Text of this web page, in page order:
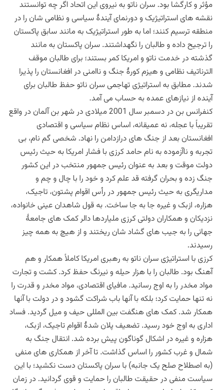
مؤثر و کارگشا بود. سران ناتو به نیروی این اتحاد اگر چه توانستند
نقشه های استراتیژیک و دورنمای آیندۀ سیاسی و نظامی شان را در
منطقه ترسیم کنند؛ اما به طور استراتیژیک به مانند سابق پاکستان
را ترجیح داده و طالبان را نگهداشتند. سران پاکستان به مانند
گذشته در خدمت ناتو و امریکا کمر بستند؛ برای طالبان موقف
الترناتیف نظامی و هیزم کورۀ جنگ و ناامنی در افغانستان را پذیرا
شدند. مطابق به استراتیژی تهاجمی سران ناتو حفظ طالبان برای
آینده از نیازهای عمده به حساب می آمد.
کنفرانس بن در دسمبر سال 2001 میلادی در شهر بن آلمان در واقع
تقریباً با عجله، نه عمیقانه، اساس نظام سیاسی و اقتصادی
افغانستان بعد از جنگ های درازدامن را نهاد. شخصی گم نام، بی
تجربه و ناآزموده به نام حامد کرزی با فشار امریکا به حیث رئیس
دولت موقت و بعد به عنوان رئیس جمهور منتخب در این کشور
جنگ زده و بحران گرفته قد علم کرد و خود را با چال و چم و
مداریگری به حیث رئیس جمهور در رأس اقوام پشتون، تاجیک،
هزاره، ازبک و غیره جا به جا ساخت. به قول شاهدان عینی خانواده،
نزدیکان و همکاران دولتی کرزی ملیاردها دالر کمک های جامعۀ
جهانی را به جیب های گشاد شان ریختند و از هیچ به همه چیز
رسیدند.
کرزی با استراتیژی سران ناتو به رهبری امریکا کاملاً همکار و هم
آهنگ بود. طالبان را با هزار حیله و نیرنگ حفظ کرد. کشت و تجارت
مواد مخدر را به اوج رسانید. مافیای اقتصادی، مواد مخدر و قدرت را
نه تنها حمایت کرد؛ بلکه با آنها باب شراکت گشود و در دولت با آنها
همکار شد. کمک های هنگفت بین المللی حیف و میل گردید. فساد
اداری به اوج خود رسید. تضعیف پلان شدۀ اقوام تاجیک، ازبک،
هزاره و غیره در اشکال گوناگون پیش برده شد. انتقال جنگ به
شمال و غرب کشور را اساس گذاشت. تا آخر از همکاری های منفی
(به اصطلاح صلح یک جانبه) با سران پاکستان دست نکشید؛ با این
سیاست منفی در حقیقت طالبان را حمایت و قوی گردانید. در زمان